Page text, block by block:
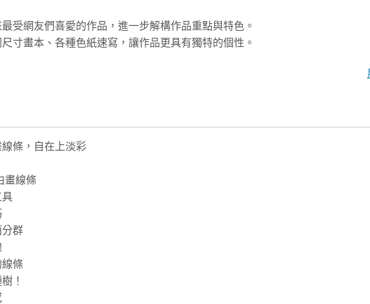
受網友們喜愛的作品，進一步解構作品重點與特色。
寸畫本、各種色紙速寫，讓作品更具有獨特的個性。
條，自在上淡彩
畫線條
具
群
條
！